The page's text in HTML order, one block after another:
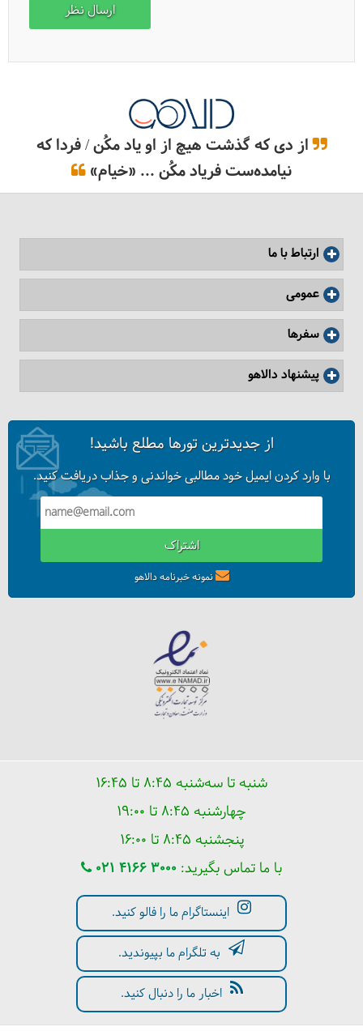
معرفی پلاژهای استانبول
روملی حصار استانبول چرا دیدنی است؟
پارک امیران (امیرگان) استانبول کجاست؟
از دی که گذشت هیچ از او یاد مکُن / فردا که
نیامده‌ست فریاد مکُن ... «خیام»
ارتباط با ما
عمومی
سفرها
پیشنهاد دالاهو
از جدیدترین تورها مطلع باشید!
با وارد کردن ایمیل خود مطالبی خواندنی و جذاب دریافت کنید.
اشتراک
نمونه خبرنامه دالاهو
شنبه تا سه‌شنبه ۸:۴۵ تا ۱۶:۴۵
چهارشنبه ۸:۴۵ تا ۱۹:۰۰
پنجشنبه ۸:۴۵ تا ۱۶:۰۰
با ما تماس بگیرید: 021 4166 3000
اینستاگرام ما را فالو کنید.
به تلگرام ما بپیوندید.
اخبار ما را دنبال کنید.